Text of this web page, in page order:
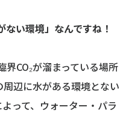
ない環境」なんですね！
CO₂が溜まっている場所
辺に水がある環境とない
って、ウォーター・パラ